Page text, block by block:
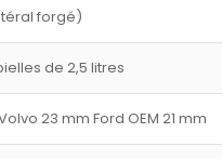
forgé)
de 2,5 litres
23 mm Ford OEM 21 mm